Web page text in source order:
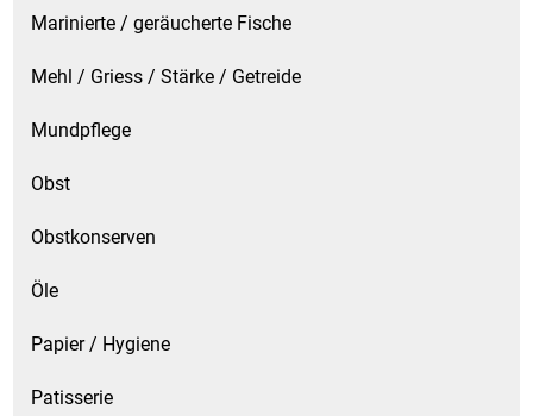
Marinierte / geräucherte Fische
Mehl / Griess / Stärke / Getreide
Mundpflege
Obst
Obstkonserven
Öle
Papier / Hygiene
Patisserie